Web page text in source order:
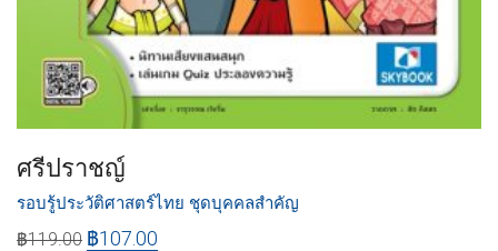
ศรีปราชญ์
รอบรู้ประวัติศาสตร์ไทย ชุดบุคคลสำคัญ
฿119.00 ฿107.00